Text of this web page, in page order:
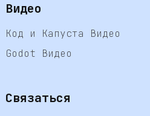
Видео
Код и Капуста Видео
Godot Видео
Связаться